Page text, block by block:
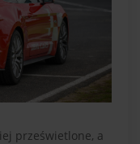
prześwietlone, a